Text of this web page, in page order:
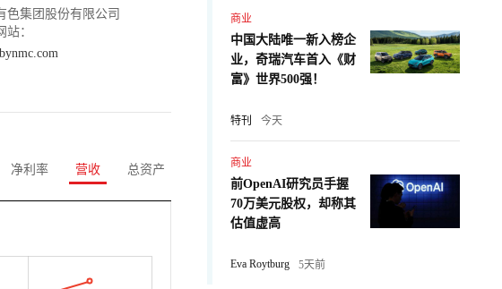
色集团股份有限公司
站：
净利率 营收 总资产
商业
中国大陆唯一新入榜企
业，奇瑞汽车首入《财
富》世界500强！
特刊 今天
商业
前OpenAI研究员手握
70万美元股权，却称其
估值虚高
Eva Roytburg 5天前